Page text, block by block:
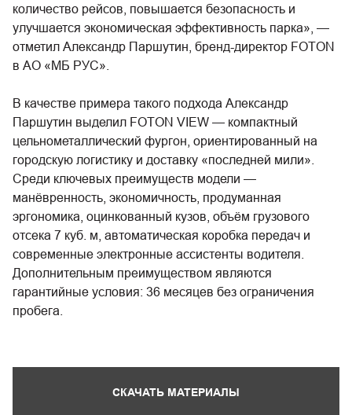
количество рейсов, повышается безопасность и
улучшается экономическая эффективность парка», —
отметил Александр Паршутин, бренд-директор FOTON
в АО «МБ РУС».
В качестве примера такого подхода Александр
Паршутин выделил FOTON VIEW — компактный
цельнометаллический фургон, ориентированный на
городскую логистику и доставку «последней мили».
Среди ключевых преимуществ модели —
манёвренность, экономичность, продуманная
эргономика, оцинкованный кузов, объём грузового
отсека 7 куб. м, автоматическая коробка передач и
современные электронные ассистенты водителя.
Дополнительным преимуществом являются
гарантийные условия: 36 месяцев без ограничения
пробега.
СКАЧАТЬ МАТЕРИАЛЫ